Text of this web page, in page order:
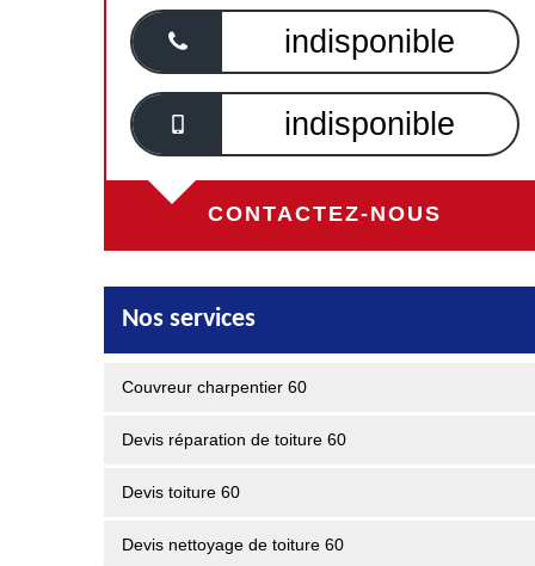
indisponible
indisponible
CONTACTEZ-NOUS
Nos services
Couvreur charpentier 60
Devis réparation de toiture 60
Devis toiture 60
Devis nettoyage de toiture 60